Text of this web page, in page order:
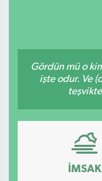
Gördün mü o
işte odur. Ve
İMSAK
Sağlık
Siyaset
Son